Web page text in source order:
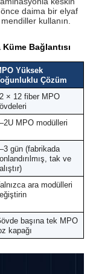
daima bir elyaf
kullanın.
Bağlantısı
Yüksek
Çözüm
× 12 fiber MPO
MPO modülleri
gün (fabrikada
tak ve
ara modülleri
başına tek MPO
kapağı